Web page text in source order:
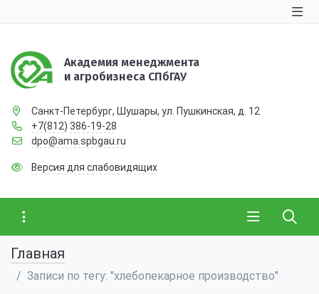
Академия менеджмента
и агробизнеса СПбГАУ
Санкт-Петербург, Шушары, ул. Пушкинская, д. 12
+7(812) 386-19-28
dpo@ama.spbgau.ru
Версия для слабовидящих
Главная
Записи по тегу: "хлебопекарное производство"